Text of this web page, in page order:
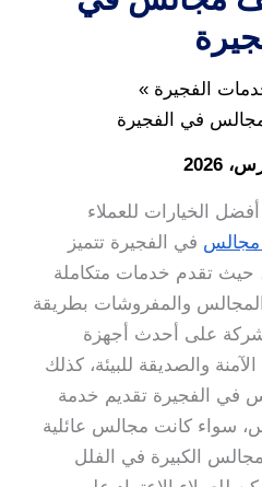
الفجيرة
في الفجيرة
الخيارات للعملاء
مجالس في الفجيرة تتميز
حيث تقدم خدمات متكاملة
والمفروشات بطريقة
على أحدث أجهزة
والصديقة للبيئة، كذلك
في الفجيرة تقديم خدمة
سواء كانت مجالس عائلية
الكبيرة في الفلل